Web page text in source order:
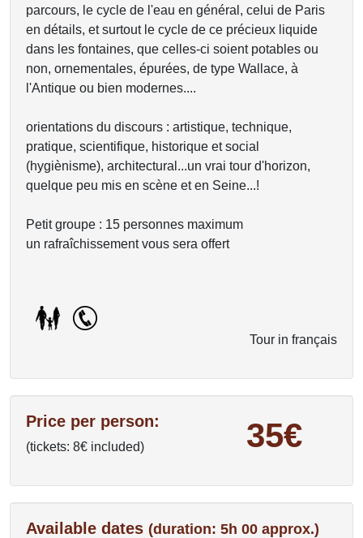
parcours, le cycle de l'eau en général, celui de Paris
en détails, et surtout le cycle de ce précieux liquide
dans les fontaines, que celles-ci soient potables ou
non, ornementales, épurées, de type Wallace, à
l'Antique ou bien modernes....
orientations du discours : artistique, technique,
pratique, scientifique, historique et social
(hygiènisme), architectural...un vrai tour d'horizon,
quelque peu mis en scène et en Seine...!
Petit groupe : 15 personnes maximum
un rafraîchissement vous sera offert
Tour in français
Price per person:
(tickets: 8€ included) 35€
Available dates (duration: 5h 00 approx.)